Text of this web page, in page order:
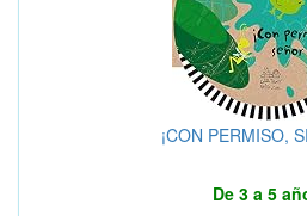
¡CON PERMISO,
De 3 a 5